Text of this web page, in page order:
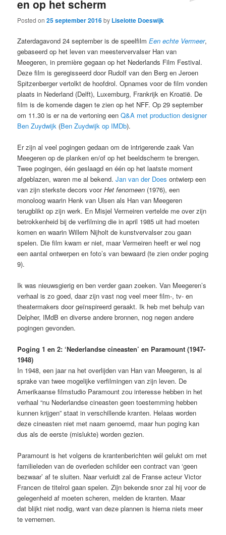
en op het scherm
Posted on25 september 2016by Liselotte Doeswijk
Zaterdagavond 24 september is de speelfilmEen echte Vermeer,
gebaseerd op het leven van meestervervalser Han van
Meegeren, in première gegaan op het Nederlands Film Festival.
Deze film is geregisseerd door Rudolf van den Berg en Jeroen
Spitzenberger vertolkt de hoofdrol. Opnames voor de film vonden
plaats in Nederland (Delft), Luxemburg, Frankrijk en Kroatië. De
film is de komende dagen te zien op het NFF. Op 29 september
om 11.30 is er na de vertoning eenQ&A met production designer
Ben Zuydwijk (Ben Zuydwijk op IMDb).
Er zijn al veel pogingen gedaan om de intrigerende zaak Van
Meegeren op de planken en/of op het beeldscherm te brengen.
Twee pogingen, één geslaagd en één op het laatste moment
afgeblazen, waren me al bekend. Jan van der Does ontwierp een
van zijn sterkste decors voorHet fenomeen (1976), een
monoloog waarin Henk van Ulsen als Han van Meegeren
terugblikt op zijn werk. En Misjel Vermeiren vertelde me over zijn
betrokkenheid bij de verfilming die in april 1985 uit had moeten
komen en waarin Willem Nijholt de kunstvervalser zou gaan
spelen. Die film kwam er niet, maar Vermeiren heeft er wel nog
een aantal ontwerpen en foto’s van bewaard (te zien onder poging
9).
Ik was nieuwsgierig en ben verder gaan zoeken. Van Meegeren’s
verhaal is zo goed, daar zijn vast nog veel meer film-, tv- en
theatermakers door geïnspireerd geraakt. Ik heb met behulp van
Delpher, IMdB en diverse andere bronnen, nog negen andere
pogingen gevonden.
Poging 1 en 2: ‘Nederlandse cineasten’ en Paramount (1947-
1948)
In 1948, een jaar na het overlijden van Han van Meegeren, is al
sprake van twee mogelijke verfilmingen van zijn leven. De
Amerikaanse filmstudio Paramount zou interesse hebben in het
verhaal “nu Nederlandse cineasten geen toestemming hebben
kunnen krijgen” staat in verschillende kranten. Helaas worden
deze cineasten niet met naam genoemd, maar hun poging kan
dus als de eerste (mislukte) worden gezien.
Paramount is het volgens de krantenberichten wél gelukt om met
familieleden van de overleden schilder een contract van ‘geen
bezwaar’ af te sluiten. Naar verluidt zal de Franse acteur Victor
Francen de titelrol gaan spelen. Zijn bekende snor zal hij voor de
gelegenheid af moeten scheren, melden de kranten. Maar
dat blijkt niet nodig, want van deze plannen is hierna niets meer
te vernemen.